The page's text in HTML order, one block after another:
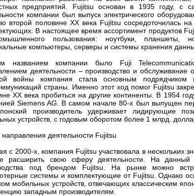
предприятий. Fujitsu основан в 1935 году, с
компании был выпуск электрического
второй половине XX века Fujitsu сосредоточилась
В настоящее время ассортимент продуктов
пользования: ноутбуки, планшеты,
компьютеры, серверы и системы хранения
названием компании было Fuji
деятельности – производство и
войны компания стала основным подрядчиком
страны. Именно этот ход помог Fujitsu
XX века пробиться на другие континенты. В 1954
Siemens AG. В самом начале 80-х был выпущен
производитель удерживает лидирующие
устройств, с годовым оборотом более 1 млрд.
деятельности Fujitsu
с 2000-х, компания Fujitsu участвовала в нескольких
расширить свою сферу деятельности. На
под брендом Fujitsu. На рынке можно
системы и комплектующие от Fujitsu. Однако
мобильных устройств, отвечающих классическим
западным производителям.